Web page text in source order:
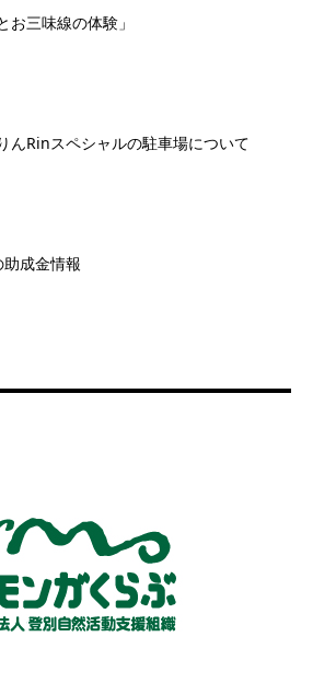
お三味線の体験」
んRinスペシャルの駐車場について
成金情報